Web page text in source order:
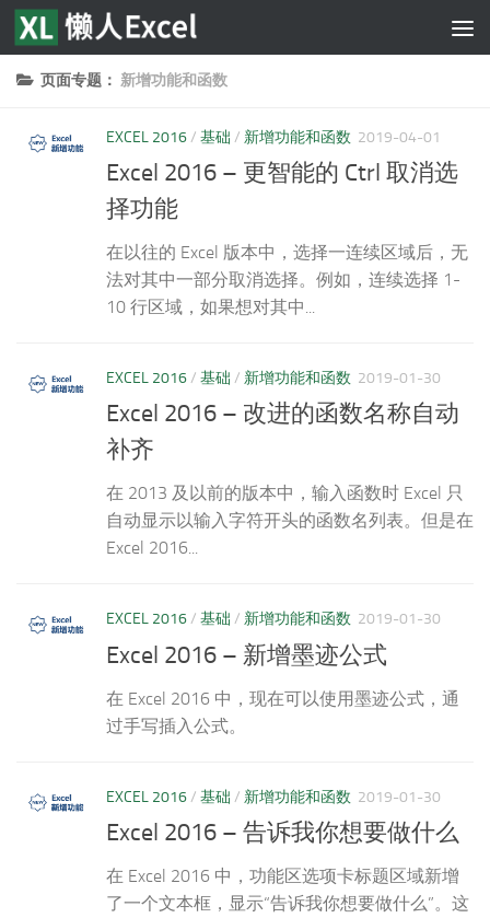
跳至内容
页面专题： 新增功能和函数
EXCEL 2016/ 基础 / 新增功能和函数 2019-04-01
Excel 2016 – 更智能的 Ctrl 取消选
择功能
在以往的 Excel 版本中，选择一连续区域后，无
法对其中一部分取消选择。例如，连续选择 1-
10 行区域，如果想对其中...
EXCEL 2016/ 基础 / 新增功能和函数 2019-01-30
Excel 2016 – 改进的函数名称自动
补齐
在 2013 及以前的版本中，输入函数时 Excel 只
自动显示以输入字符开头的函数名列表。但是在
Excel 2016...
EXCEL 2016/ 基础 / 新增功能和函数 2019-01-30
Excel 2016 – 新增墨迹公式
在 Excel 2016 中，现在可以使用墨迹公式，通
过手写插入公式。
EXCEL 2016/ 基础 / 新增功能和函数 2019-01-30
Excel 2016 – 告诉我你想要做什么
在 Excel 2016 中，功能区选项卡标题区域新增
了一个文本框，显示“告诉我你想要做什么”。这